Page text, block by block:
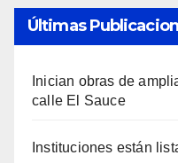
Últimas
Inician obras de
calle El Sauce
Instituciones están